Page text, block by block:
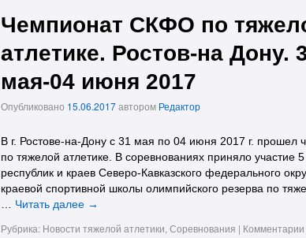
Чемпионат СКФО по
атлетике. Ростов-на Дону.
мая-04 июня 2017
Опубликовано 15.06.2017автором Редактор
В г. Ростове-на-Дону с 31 мая по 04 июня 2017 г.
по тяжелой атлетике. В соревнованиях приняло участие
республик и краев Северо-Кавказского федерального
краевой спортивной школы олимпийского резерва по
Читать далее →
Рубрика: Новости тяжелой атлетики, Соревнования | Комментарии